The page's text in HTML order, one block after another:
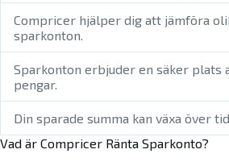
Compricer hjälper dig att jämföra
sparkonton.
Sparkonton erbjuder en säker plats
pengar.
Din sparade summa kan växa över
Vad är Compricer Ränta Sparkonto?